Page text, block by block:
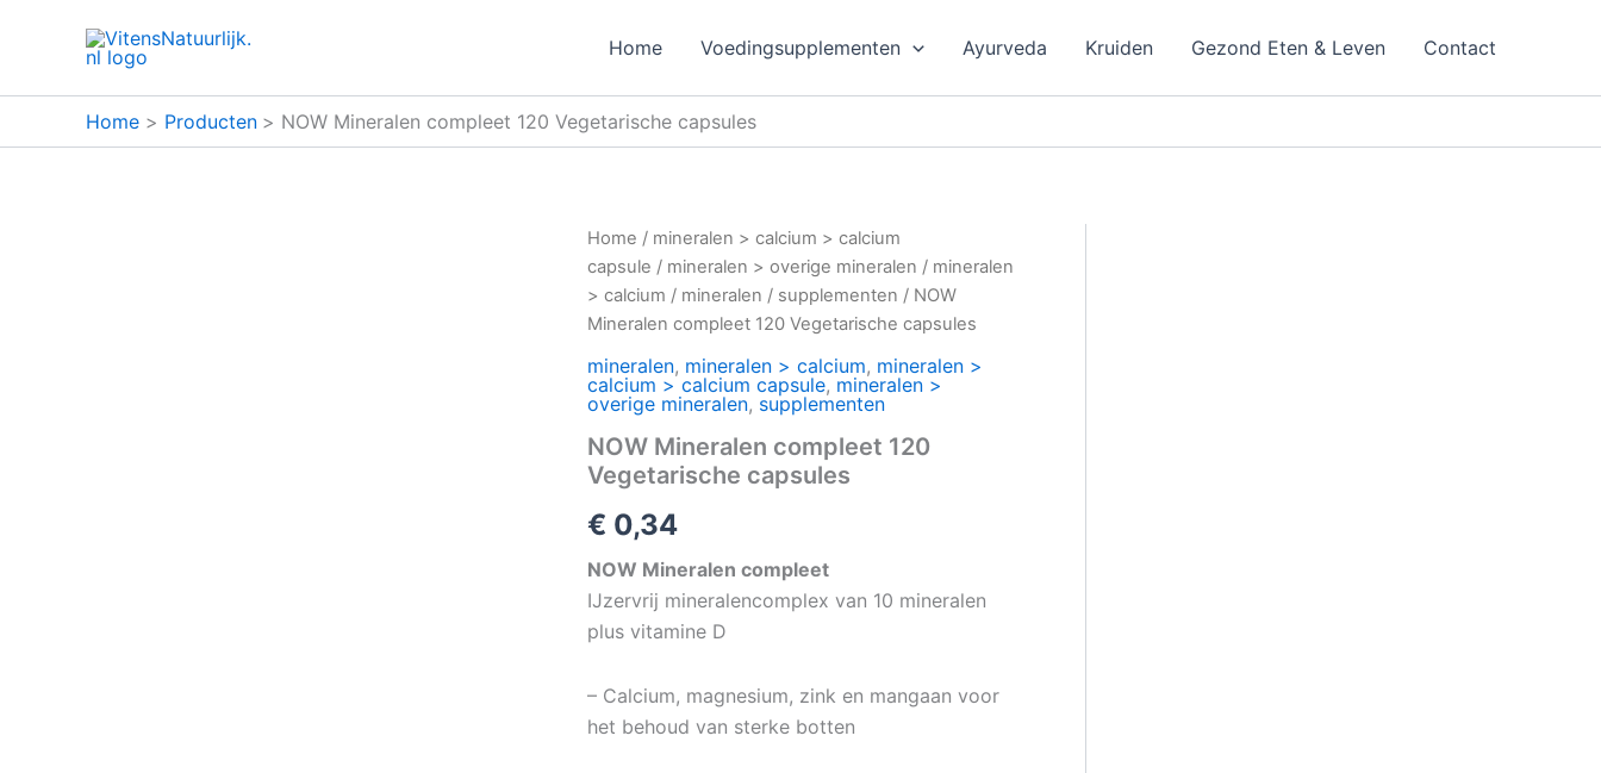
Home Voedingsupplementen Ayurveda Kruiden Gezond Eten & Leven Contact
Home Producten NOW Mineralen compleet 120 Vegetarische capsules
Home / mineralen > calcium > calcium
capsule / mineralen > overige mineralen / mineralen
> calcium / mineralen / supplementen / NOW
Mineralen compleet 120 Vegetarische capsules
mineralen, mineralen > calcium, mineralen >
calcium > calcium capsule, mineralen >
overige mineralen, supplementen
NOW Mineralen compleet 120
Vegetarische capsules
€ 0,34
NOW Mineralen compleet
IJzervrij mineralencomplex van 10 mineralen
plus vitamine D
– Calcium, magnesium, zink en mangaan voor
het behoud van sterke botten